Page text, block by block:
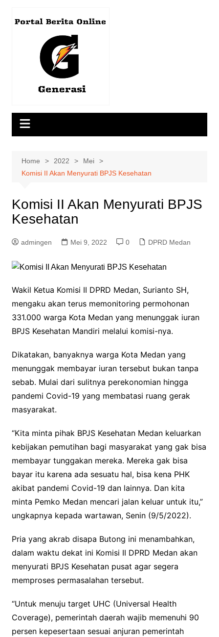
Home 2022
Mei
Komisi II Akan Menyurati BPJS Kesehatan
Komisi II Akan Menyurati BPJS
Kesehatan
admingen Mei 9, 2022 0 DPRD Medan
Wakil Ketua Komisi II DPRD Medan, Surianto SH,
mengaku akan terus memonitoring permohonan
331.000 warga Kota Medan yang menunggak iuran
BPJS Kesehatan Mandiri melalui komisi-nya.
Dikatakan, banyaknya warga Kota Medan yang
menunggak membayar iuran tersebut bukan tanpa
sebab. Mulai dari sulitnya perekonomian hingga
pandemi Covid-19 yang membatasi ruang gerak
masyarakat.
“Kita minta pihak BPJS Kesehatan Medan keluarkan
kebijakan pemutihan bagi masyarakat yang gak bisa
membayar tunggakan mereka. Mereka gak bisa
bayar itu karena ada sesuatu hal, bisa kena PHK
akibat pandemi Covid-19 dan lainnya. Dan kita
minta Pemko Medan mencari jalan keluar untuk itu,”
ungkapnya kepada wartawan, Senin (9/5/2022).
Pria yang akrab disapa Butong ini menambahkan,
dalam waktu dekat ini Komisi II DPRD Medan akan
menyurati BPJS Kesehatan pusat agar segera
memproses permasalahan tersebut.
“Untuk menuju target UHC (Universal Health
Coverage), pemerintah daerah wajib memenuhi 90
persen kepesertaan sesuai anjuran pemerintah